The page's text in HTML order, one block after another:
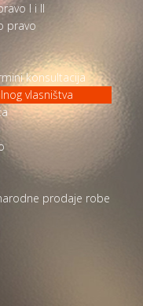
I i II
pravo
konsultacija
vlasništva
prodaje robe